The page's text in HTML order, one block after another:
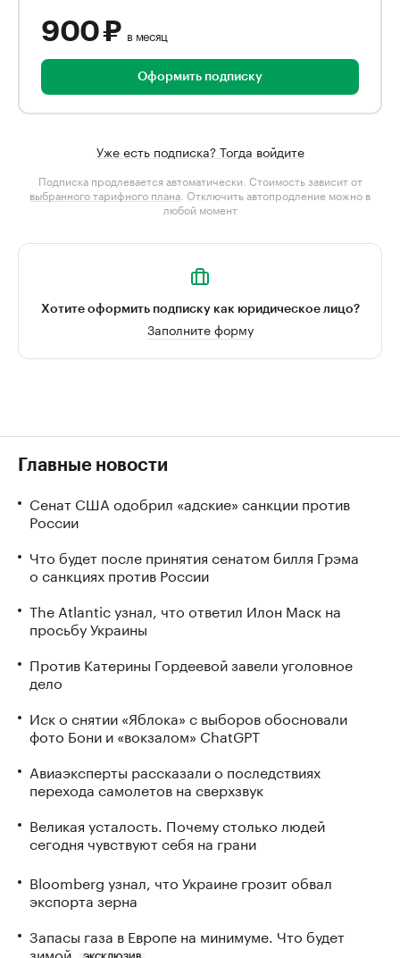
900 ₽ в месяц
Оформить подписку
Уже есть подписка? Тогда войдите
Подписка продлевается автоматически. Стоимость зависит от
выбранного тарифного плана . Отключить автопродление можно в
любой момент
Хотите оформить подписку как юридическое лицо?
Заполните форму
Главные новости
Сенат США одобрил «адские» санкции против
России
Что будет после принятия сенатом билля Грэма
о санкциях против России
The Atlantic узнал, что ответил Илон Маск на
просьбу Украины
Против Катерины Гордеевой завели уголовное
дело
Иск о снятии «Яблока» с выборов обосновали
фото Бони и «вокзалом» ChatGPT
Авиаэксперты рассказали о последствиях
перехода самолетов на сверхзвук
Великая усталость. Почему столько людей
сегодня чувствуют себя на грани
Bloomberg узнал, что Украине грозит обвал
экспорта зерна
Запасы газа в Европе на минимуме. Что будет
зимой